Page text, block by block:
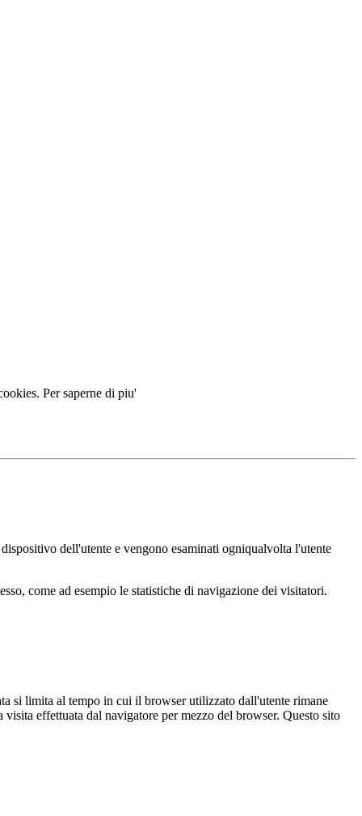
Per saperne di piu'
dell'utente e vengono esaminati ogniqualvolta l'utente
come ad esempio le statistiche di navigazione dei visitatori.
si limita al tempo in cui il browser utilizzato dall'utente rimane
effettuata dal navigatore per mezzo del browser. Questo sito